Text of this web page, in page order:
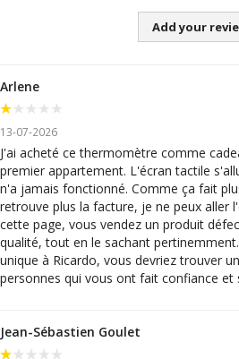
Add your
Arlene
13-07-2026
J'ai acheté ce thermomètre comme
premier appartement. L'écran tactile
n'a jamais fonctionné. Comme ça fait
retrouve plus la facture, je ne peux aller
cette page, vous vendez un produit
qualité, tout en le sachant
unique à Ricardo, vous devriez trouver
personnes qui vous ont fait confiance et
Jean-Sébastien Goulet